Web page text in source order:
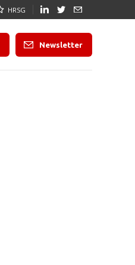
HRSG
Newsletter